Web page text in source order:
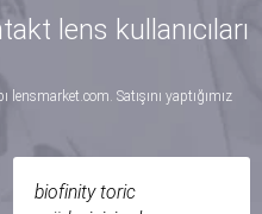
lens kullanıcıları
lensmarket.com. Satışını yaptığımız
biofinity toric